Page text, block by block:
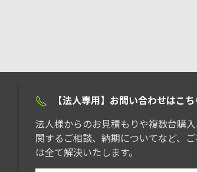
【法人専用】お問い合わせはこち
法人様からのお見積もりや複数台購
関するご相談、納期についてなど、
は全て解決いたします。